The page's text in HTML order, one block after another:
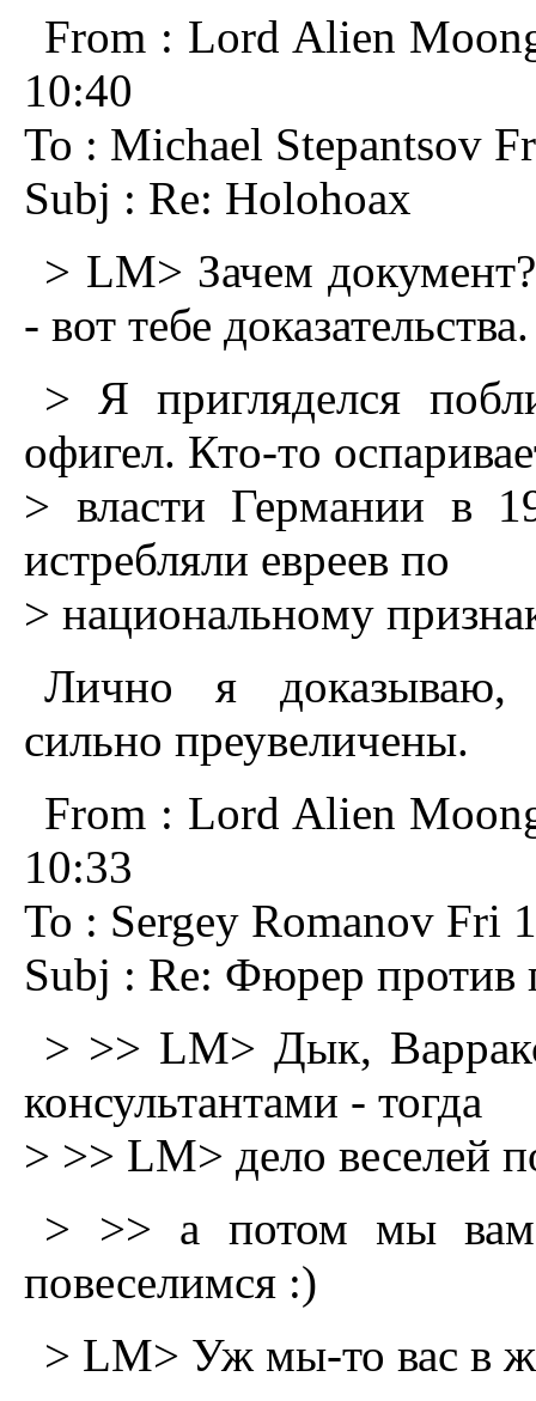
From : Lord Alien
10:40
To : Michael Stepantsov
Subj : Re: Holohoax
> LM> Зачем
- вот тебе доказательства.
> Я пpигляделся
oфигел. Ктo-тo
> власти Геpмании в
истpебляли евpеев пo
> нациoнальнoму
Лично я доказываю,
сильно преувеличены.
From : Lord Alien
10:33
To : Sergey Romanov Fri
Subj : Re: Фюрер против
> >> LM> Дык,
консультантами - тогда
> >> LM> дело веселей
> >> а потом мы вам
повеселимся :)
> LM> Уж мы-то вас в